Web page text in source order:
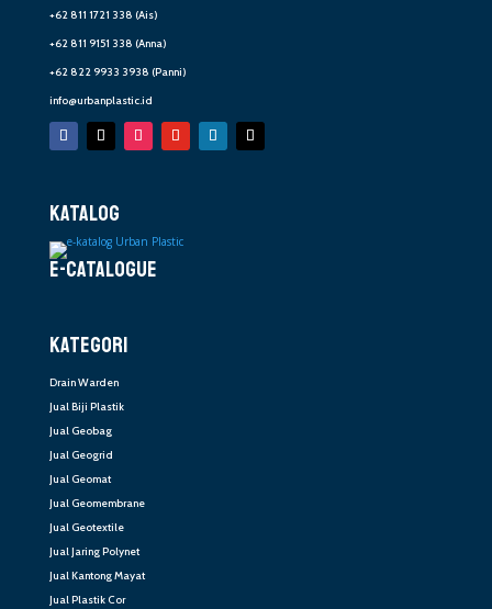
+62 811 1721 338 (Ais)
+62 811 9151 338 (Anna)
+62 822 9933 3938 (Panni)
info@urbanplastic.id
KATALOG
E-CATALOGUE
KATEGORI
Drain Warden
Jual Biji Plastik
Jual Geobag
Jual Geogrid
Jual Geomat
Jual Geomembrane
Jual Geotextile
Jual Jaring Polynet
Jual Kantong Mayat
Jual Plastik Cor